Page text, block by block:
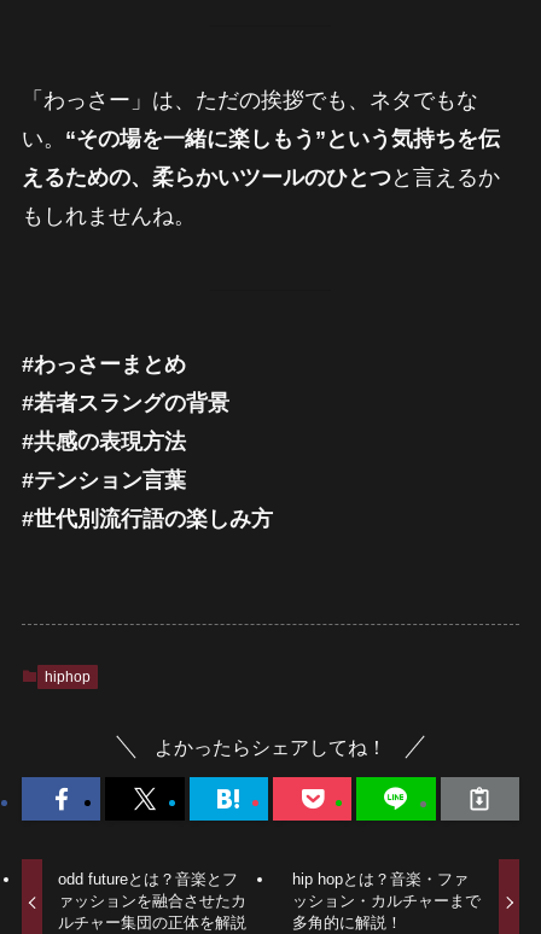
「わっさー」は、ただの挨拶でも、ネタでもな
い。 “その場を一緒に楽しもう”という気持ちを伝
えるための、柔らかいツールのひとつと言えるか
もしれませんね。
#わっさーまとめ
#若者スラングの背景
#共感の表現方法
#テンション言葉
#世代別流行語の楽しみ方
hiphop
よかったらシェアしてね！
odd futureとは？音楽とフ
ァッションを融合させたカ
ルチャー集団の正体を解説
hip hopとは？音楽・ファ
ッション・カルチャーまで
多角的に解説！